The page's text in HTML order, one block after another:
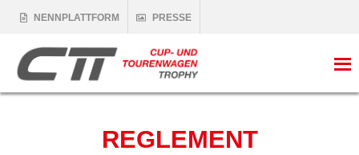
NENNPLATTFORM PRESSE
REGLEMENT